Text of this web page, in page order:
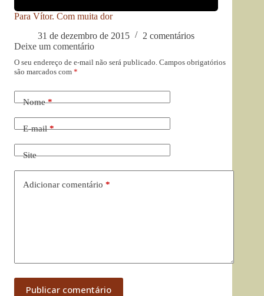
Para Vítor. Com muita dor
31 de dezembro de 2015
2 comentários
Deixe um comentário
O seu endereço de e-mail não será publicado. Campos obrigatórios
são marcados com *
Nome*
E-mail*
Site
Adicionar comentário *
Publicar comentário